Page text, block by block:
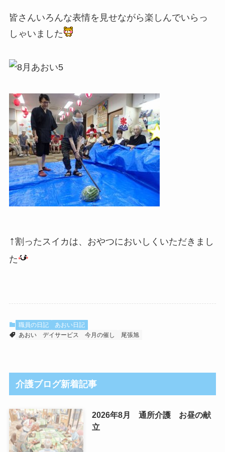
皆さんいろんな表情を見せながら楽しんでいらっ
しゃいました
↑割ったスイカは、おやつにおいしくいただきまし
た
職員の日記
あおい日記
あおい
デイサービス 今月の催し 尾張旭
介護ブログ新着記事
2026年8月 通所介護 お昼の献
立